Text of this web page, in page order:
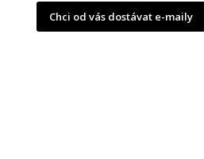
Chci od vás dostávat e-maily